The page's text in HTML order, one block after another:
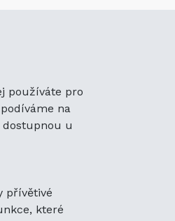
používáte pro
na
u
přívětivé
které